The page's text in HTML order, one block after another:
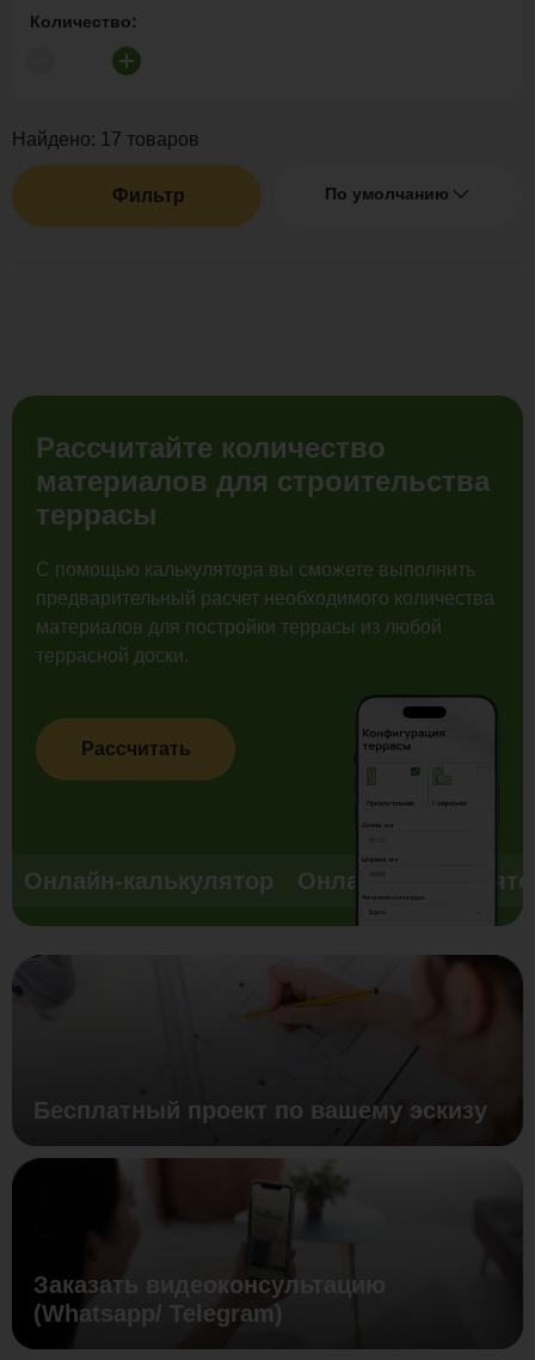
Найдено: 17 товаров
Фильтр По умолчанию
Количество:
Рассчитайте количество
материалов для строительства
террасы
С помощью калькулятора вы сможете выполнить
предварительный расчет необходимого количества
материалов для постройки террасы из любой
террасной доски.
Рассчитать
Онлайн-калькулятор Онлайн-
Бесплатный проект по вашему эскизу
Заказать видеоконсультацию
(Whatsapp/ Telegram)